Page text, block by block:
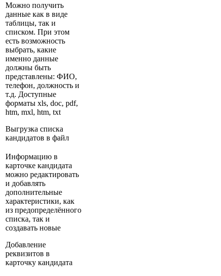
Можно получить
данные как в виде
таблицы, так и
списком. При этом
есть возможность
выбрать, какие
именно данные
должны быть
представлены: ФИО,
телефон, должность и
т.д. Доступные
форматы xls, doc, pdf,
htm, mxl, htm, txt
Выгрузка списка
кандидатов в файл
Информацию в
карточке кандидата
можно редактировать
и добавлять
дополнительные
характеристики, как
из предопределённого
списка, так и
создавать новые
Добавление
реквизитов в
карточку кандидата